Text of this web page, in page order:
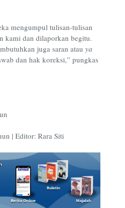
mengumpul tulisan-tulisan
kami dan dilaporkan begitu.
juga saran atau ya
dan hak koreksi,” pungkas
| Editor: Rara Siti